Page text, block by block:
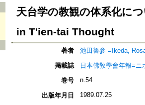
天台学の教観の体系化に
in T'ien-tai Thought
著者
池田魯参 =Ikeda,
掲載誌
日本佛敎學會年報=
巻号
n.54
出版年月日 1989.07.25